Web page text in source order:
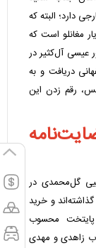
دارد؛ البته که
مغانلو است که
عیسی آل‌کثیر در
دریافت و به
رقم زدن این
گل‌محمدی در
و خرید
پایتخت محسوب
زاهدی و مهدی